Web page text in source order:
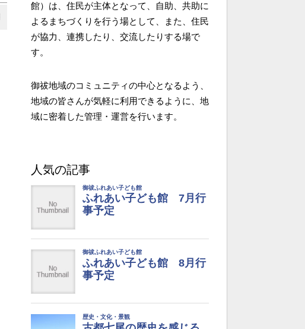
館）は、住民が主体となって、自助、共助に
よるまちづくりを行う場として、また、住民
が協力、連携したり、交流したりする場で
す。
御祓地域のコミュニティの中心となるよう、
地域の皆さんが気軽に利用できるように、地
域に密着した管理・運営を行います。
人気の記事